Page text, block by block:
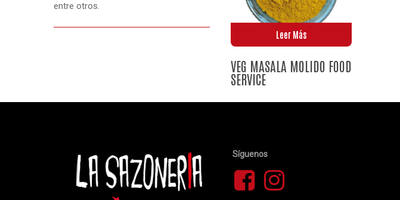
entre otros.
Leer Más
VEG MASALA MOLIDO FOOD
SERVICE
Síguenos